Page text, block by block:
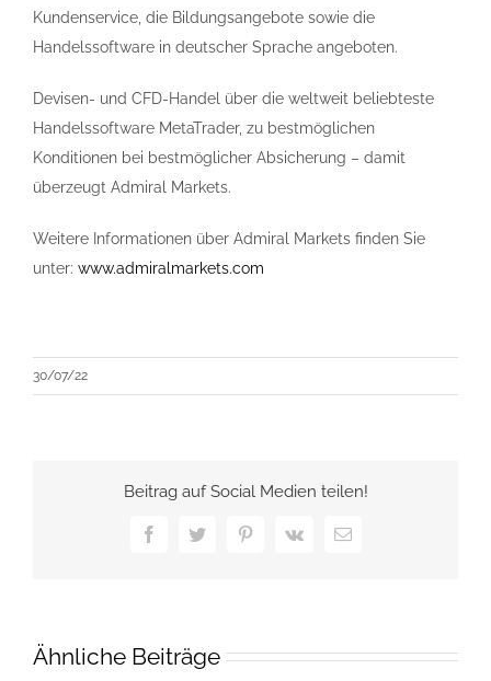
Kundenservice, die Bildungsangebote sowie die
Handelssoftware in deutscher Sprache angeboten.
Devisen- und CFD-Handel über die weltweit beliebteste
Handelssoftware MetaTrader, zu bestmöglichen
Konditionen bei bestmöglicher Absicherung – damit
überzeugt Admiral Markets.
Weitere Informationen über Admiral Markets finden Sie
unter: www.admiralmarkets.com
30/07/22
Beitrag auf Social Medien teilen!
FacebookTwitterPinterest
Vk
E-
Ähnliche Beiträge